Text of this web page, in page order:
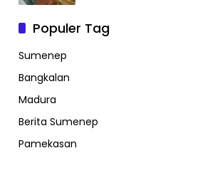
Populer Tag
Sumenep
Bangkalan
Madura
Berita Sumenep
Pamekasan